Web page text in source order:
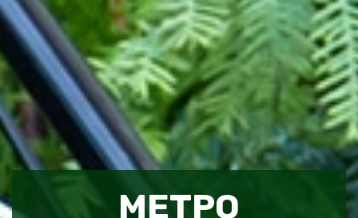
МЕТРО